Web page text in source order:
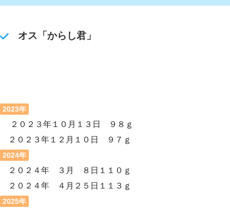
オス「からし君」
2023年
２０２３年１０月１３日 ９８ｇ
２０２３年１２月１０日 ９７ｇ
2024年
２０２４年 ３月 ８日１１０ｇ
２０２４年 ４月２５日１１３ｇ
2025年